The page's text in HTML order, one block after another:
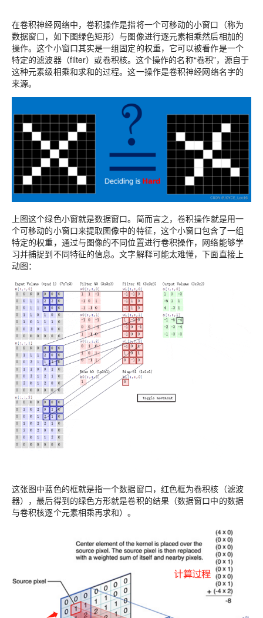
在卷积神经网络中，卷积操作是指将一个可移动的小窗口（称为
数据窗口，如下图绿色矩形）与图像进行逐元素相乘然后相加的
操作。这个小窗口其实是一组固定的权重，它可以被看作是一个
特定的滤波器（filter）或卷积核。这个操作的名称“卷积”，源自于
这种元素级相乘和求和的过程。这一操作是卷积神经网络名字的
来源。
上图这个绿色小窗就是数据窗口。简而言之，卷积操作就是用一
个可移动的小窗口来提取图像中的特征，这个小窗口包含了一组
特定的权重，通过与图像的不同位置进行卷积操作，网络能够学
习并捕捉到不同特征的信息。文字解释可能太难懂，下面直接上
动图：
这张图中蓝色的框就是指一个数据窗口，红色框为卷积核（滤波
器），最后得到的绿色方形就是卷积的结果（数据窗口中的数据
与卷积核逐个元素相乘再求和）。